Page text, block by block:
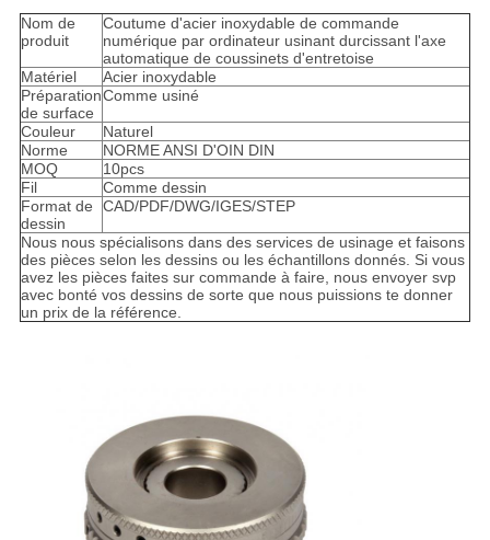
Nom de
produit
Coutume d'acier inoxydable de commande
numérique par ordinateur usinant durcissant l'axe
automatique de coussinets d'entretoise
Matériel
Acier inoxydable
Préparation
de surface
Comme usiné
Couleur
Naturel
Norme
NORME ANSI D'OIN DIN
MOQ
10pcs
Fil
Comme dessin
Format de
dessin
CAD/PDF/DWG/IGES/STEP
Nous nous spécialisons dans des services de usinage et faisons
des pièces selon les dessins ou les échantillons donnés. Si vous
avez les pièces faites sur commande à faire, nous envoyer svp
avec bonté vos dessins de sorte que nous puissions te donner
un prix de la référence.